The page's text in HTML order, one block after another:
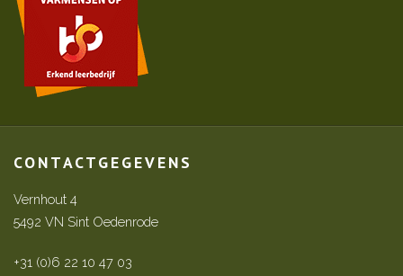
CONTACTGEGEVENS
Vernhout 4
5492 VN Sint Oedenrode
+31 (0)6 22 10 47 03